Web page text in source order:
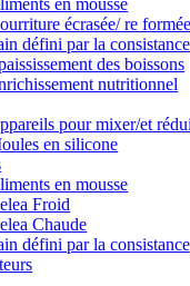
en mousse
écrasée/ re formée
défini par la consistance
des boissons
nutritionnel
pour mixer/et
en silicone
en mousse
Froid
Chaude
défini par la consistance